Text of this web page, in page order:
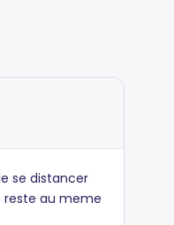
se distancer
reste au meme